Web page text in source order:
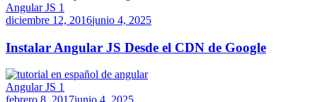
Angular JS 1
diciembre 12, 2016junio 4, 2025
Instalar Angular JS Desde el CDN de Google
Angular JS 1